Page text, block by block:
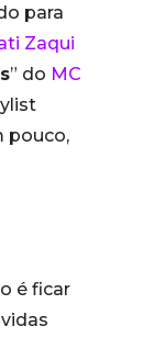
para
Zaqui
” do MC
pouco,
é ficar